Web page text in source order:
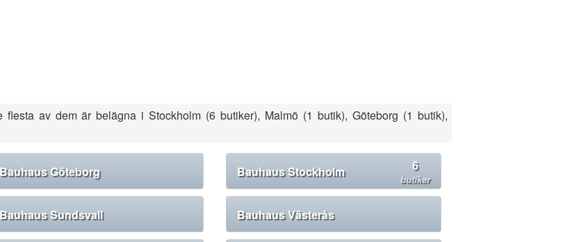
av dem är belägna i Stockholm (6 butiker), Malmö (1 butik), Göteborg (1 butik),
Bauhaus Göteborg Bauhaus Stockholm 6
butiker
Bauhaus Sundsvall Bauhaus Västerås